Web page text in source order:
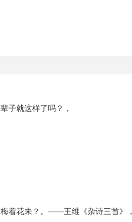
子就这样了吗？，
着花未？。——王维《杂诗三首》，